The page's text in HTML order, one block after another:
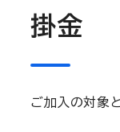
掛金
ご加入の対象